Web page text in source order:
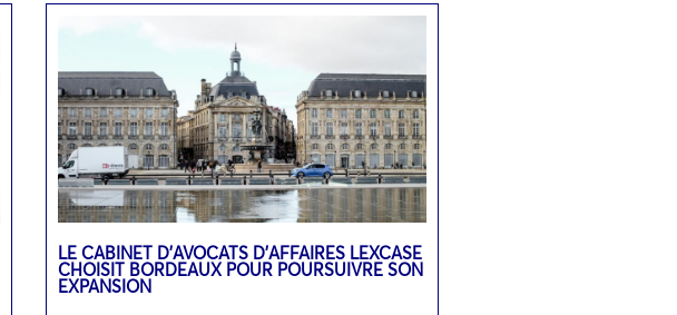
LE CABINET D’AVOCATS D’AFFAIRES LEXCASE
CHOISIT BORDEAUX POUR POURSUIVRE SON
EXPANSION